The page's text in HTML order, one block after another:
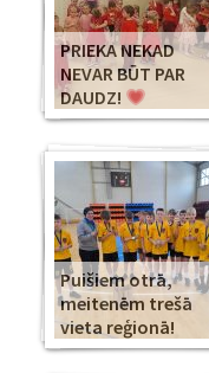
PRIEKA NEKAD
NEVAR BŪT PAR
DAUDZ!
Puišiem otrā,
meitenēm trešā
vieta reģionā!